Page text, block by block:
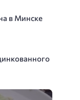
в Минске